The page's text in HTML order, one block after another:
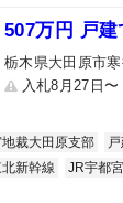
507万円 戸建
栃木県大田原市
入札8月27日〜
裁大田原支部
新幹線 JR宇都